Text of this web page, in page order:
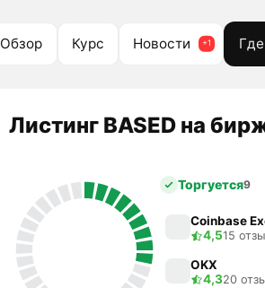
Обзор Курс Новости
Листинг BASED на
Торгуется9
Coinbase
4,515
OKX
4,320